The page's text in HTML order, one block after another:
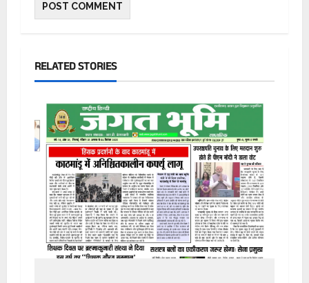
RELATED STORIES